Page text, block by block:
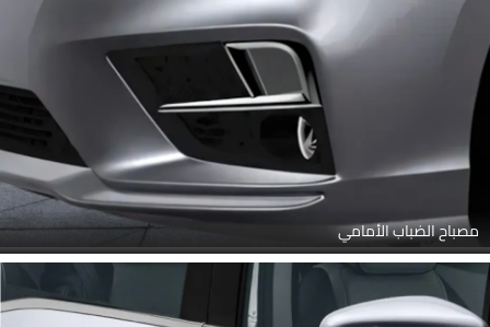
مصباح الضباب الأمامي